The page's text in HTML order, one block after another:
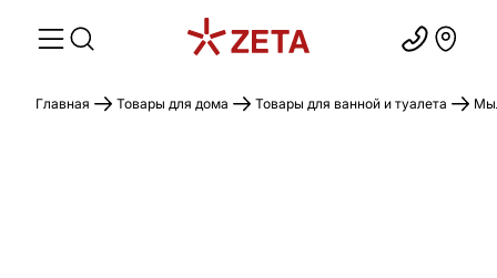
Главная Товары для дома Товары для ванной и туалета